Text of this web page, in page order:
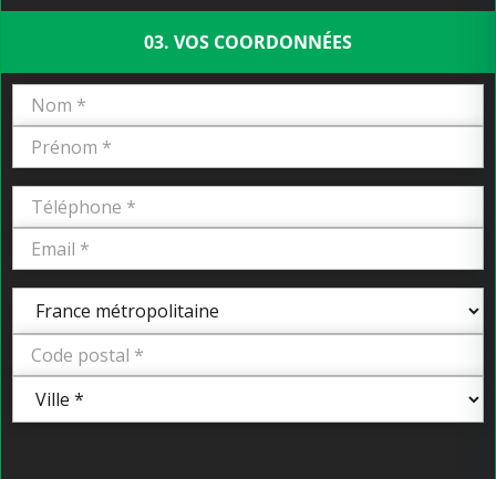
03. VOS COORDONNÉES